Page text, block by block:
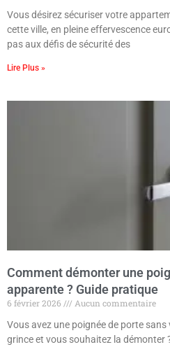
Vous désirez sécuriser votre
cette ville, en pleine effervescence
pas aux défis de sécurité des
Lire Plus »
Comment démonter une
apparente ? Guide pratique
6 février 2026
Aucun commentaire
Vous avez une poignée de porte
grince et vous souhaitez la démonter